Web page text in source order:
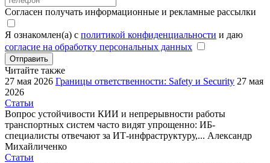
Согласен получать информационные и рекламные рассылки
Я ознакомлен(а) с политикой конфиденциальности и даю
согласие на обработку персональных данных
Отправить
Читайте также
27 мая 2026 Границы ответственности: Safety и Security 27 мая
2026
Статьи
Вопрос устойчивости КИИ и непрерывности работы
транспортных систем часто видят упрощенно: ИБ-
специалисты отвечают за ИТ-инфраструктуру,... Александр
Михайличенко
Статьи